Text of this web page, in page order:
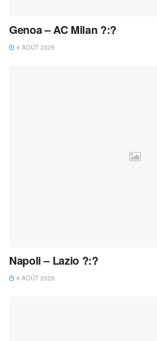
Genoa – AC Milan ?:?
4 AOÛT 2026
Napoli – Lazio ?:?
4 AOÛT 2026